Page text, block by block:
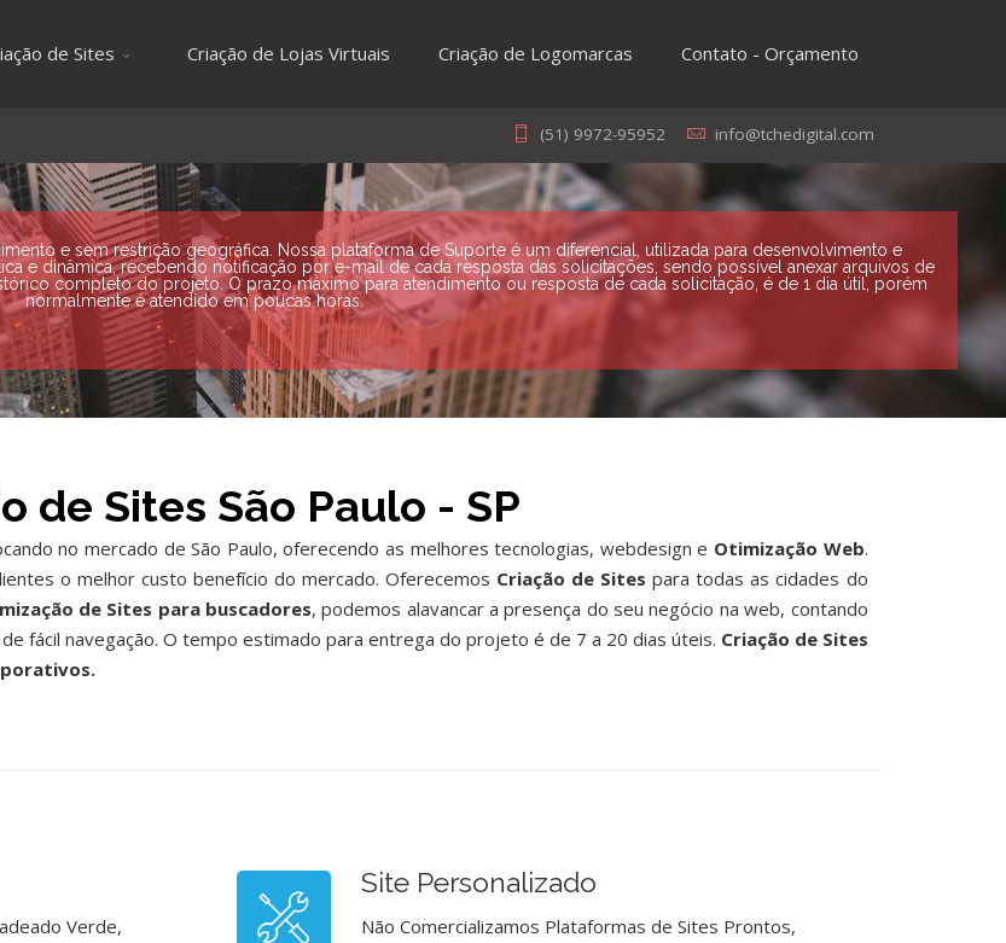
de Sites Criação de Lojas Virtuais Criação de Logomarcas Contato - Orçamento
(51) 9972-95952 info@tchedigital.com
e sem restrição geográfica. Nossa plataforma de Suporte é um diferencial, utilizada para desenvolvimento e
e dinâmica, recebendo notificação por e-mail de cada resposta das solicitações, sendo possível anexar arquivos de
completo do projeto. O prazo máximo para atendimento ou resposta de cada solicitação, é de 1 dia útil, porém
normalmente é atendido em poucas horas.
de Sites São Paulo - SP
no mercado de São Paulo, oferecendo as melhores tecnologias, webdesign e Otimização Web.
o melhor custo benefício do mercado. Oferecemos Criação de Sitespara todas as cidades do
de Sites para buscadores, podemos alavancar a presença do seu negócio na web, contando
fácil navegação. O tempo estimado para entrega do projeto é de 7 a 20 dias úteis. Criação de Sites
Verde,
Site Personalizado
Não Comercializamos Plataformas de Sites Prontos,